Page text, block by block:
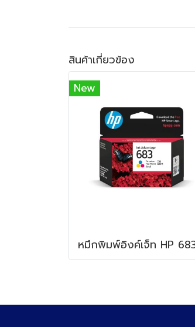
สินค้าเกี่ยวข้อง
New